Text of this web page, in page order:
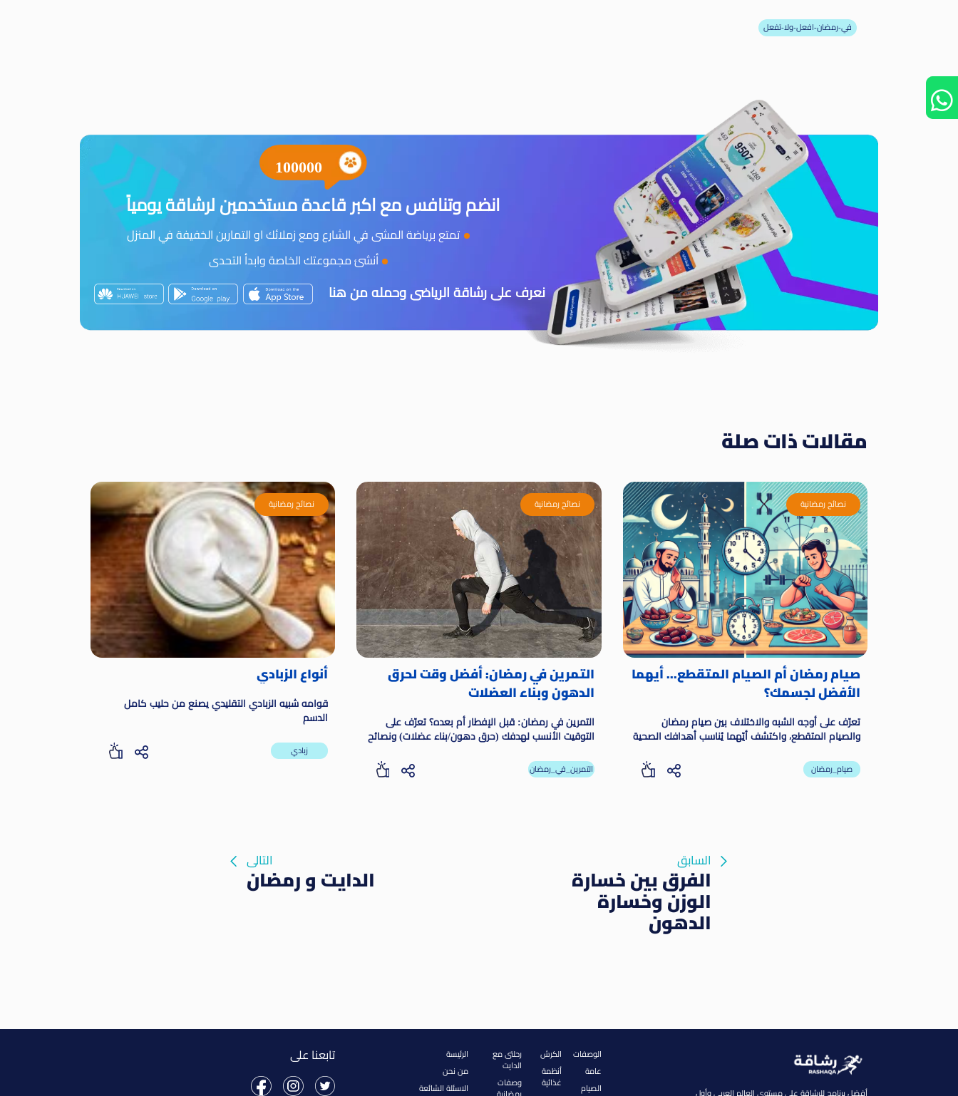
في-رمضان-افعل-ولا-تفعل
100000
انضم وتنافس مع اكبر قاعدة مستخدمين لرشاقة يومياً
تمتع برياضة المشى في الشارع ومع زملائك او التمارين الخفيفة في المنزل
أنشئ مجموعتك الخاصة وابدأ التحدى
نعرف على رشاقة الرياضى وحمله من هنا
مقالات ذات صلة
نصائح رمضانية
صيام رمضان أم الصيام المتقطع... أيهما
الأفضل لجسمك؟
تعرّف على أوجه الشبه والاختلاف بين صيام رمضان
والصيام المتقطع، واكتشف أيّهما يُناسب أهدافك الصحية
الفوائد، والمخاطر، وكيفية التطبيق.
صيام_رمضان
نصائح رمضانية
التمرين في رمضان: أفضل وقت لحرق
الدهون وبناء العضلات
التمرين في رمضان: قبل الإفطار أم بعده؟ تعرّف على
التوقيت الأنسب لهدفك (حرق دهون/بناء عضلات) ونصائح
التمرين_في_رمضان
نصائح رمضانية
أنواع الزبادي
قوامه شبيه الزبادي التقليدي يصنع من حليب كامل
الدسم
زبادي
السابق
الفرق بين خسارة
الوزن وخسارة
الدهون
التالى
الدايت و رمضان
أفضل برنامج للرشاقة على مستوى العالم العربى وأول
الوصفات
عامة
الصيام
الكرش
أنظمة
غذائية
رحلتى مع
الدايت
وصفات
رمضانية
الرئيسة
من نحن
الاسئلة الشائعة
تابعنا على